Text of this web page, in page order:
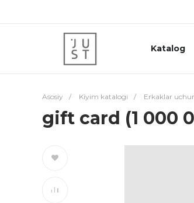
Katalog
Asosiy / Kiyim katalogi / Erkaklar
gift card (1 000